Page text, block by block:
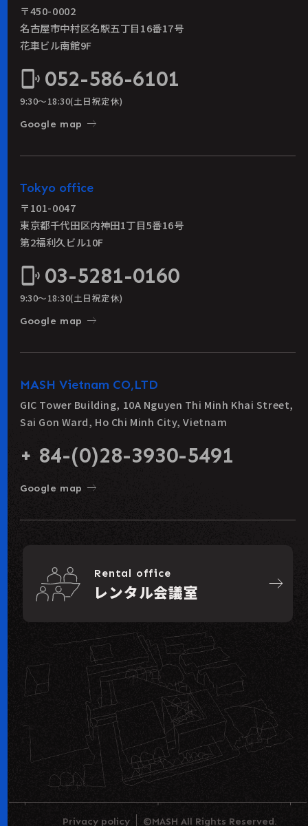
〒450-0002
名古屋市中村区名駅五丁目16番17号
花車ビル南館9F
phonelink_ring 052-586-6101
9:30〜18:30(土日祝定休)
Google map east
Tokyo office
〒101-0047
東京都千代田区内神田1丁目5番16号
第2福利久ビル10F
phonelink_ring 03-5281-0160
9:30〜18:30(土日祝定休)
Google map east
MASH Vietnam CO,LTD
GIC Tower Building, 10A Nguyen Thi Minh Khai Street,
Sai Gon Ward, Ho Chi Minh City, Vietnam
+ 84-(0)28-3930-5491
Google map east
Rental office
レンタル会議室 east
Privacy policy ©MASH All Rights Reserved.